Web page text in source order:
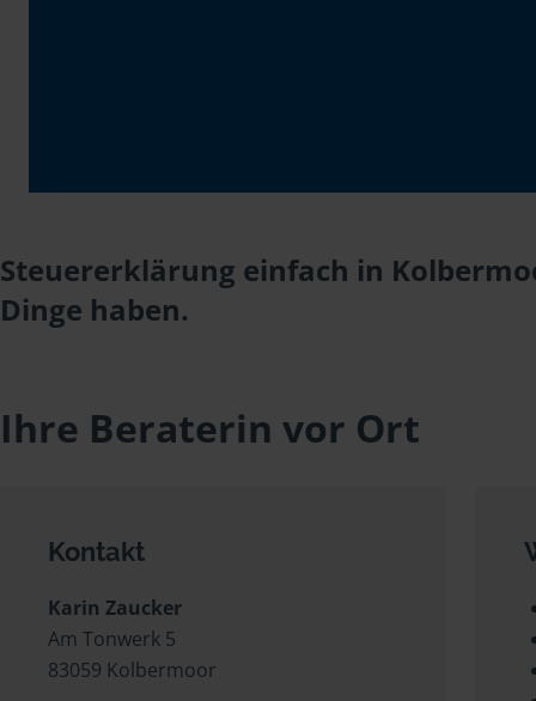
Steuererklärung einfach in
Dinge haben.
Ihre Beraterin vor Ort
Kontakt
Karin Zaucker
Am Tonwerk 5
83059 Kolbermoor